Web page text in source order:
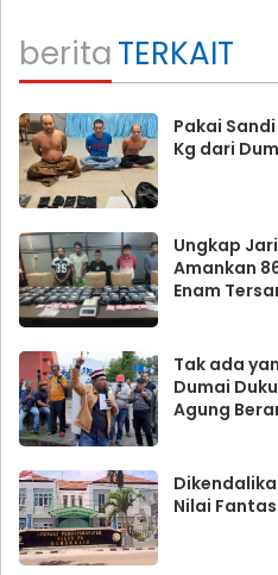
beritaTERKAIT
Pakai
Kg dari
Ungkap
Amankan
Enam
Tak ada
Dumai
Agung
Nilai